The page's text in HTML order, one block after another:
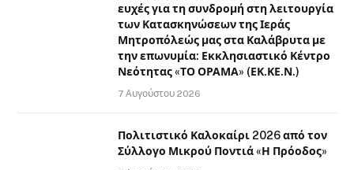
ευχές για τη συνδρομή στη λειτουργία
των Κατασκηνώσεων της Ιεράς
Μητροπόλεώς μας στα Καλάβρυτα με
την επωνυμία: Εκκλησιαστικό Κέντρο
Νεότητας «ΤΟ ΟΡΑΜΑ» (ΕΚ.ΚΕ.Ν.)
7 Αυγούστου 2026
Πολιτιστικό Καλοκαίρι 2026 από τον
Σύλλογο Μικρού Ποντιά «Η Πρόοδος»